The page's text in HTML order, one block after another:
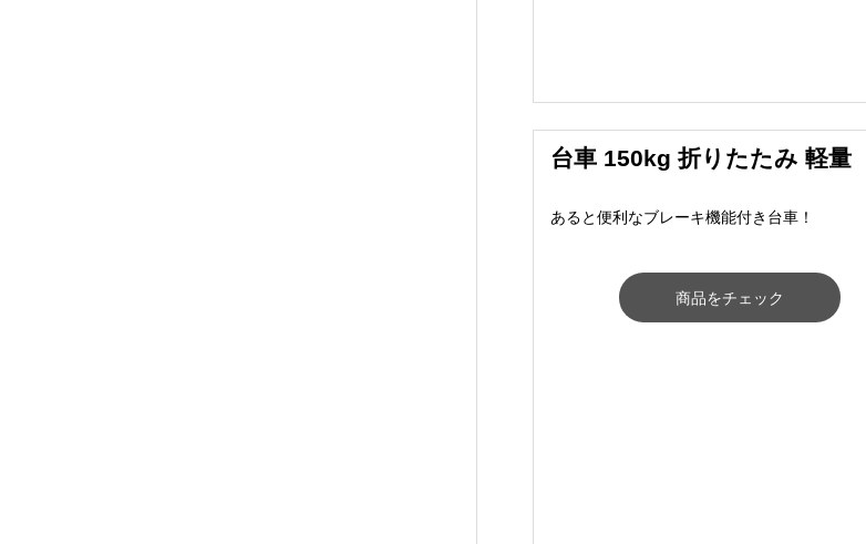
台車 150kg 折りたたみ 軽量
あると便利なブレーキ機能付き台車！
商品をチェック